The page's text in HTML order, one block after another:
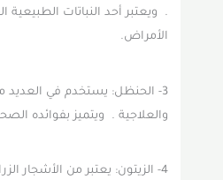
. ويعتبر أحد النباتات
الأمراض.
3- الحنظل: يستخدم في العديد
والعلاجية . ويتميز بفوائده
4- الزيتون: يعتبر من الأشجار